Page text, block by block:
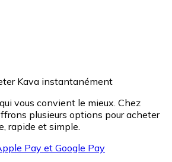
Kava instantanément
vous convient le mieux. Chez
plusieurs options pour acheter
rapide et simple.
Pay et Google Pay